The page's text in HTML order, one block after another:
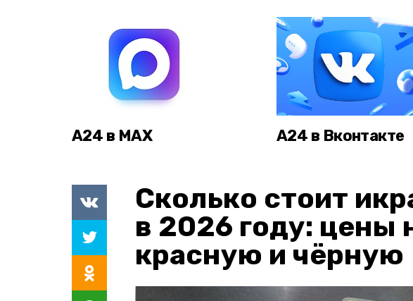
А24 в MAX А24 в Вконтакте
Сколько стоит
в 2026 году: цены
красную и чёрную